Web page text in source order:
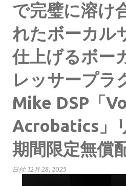
で完璧に溶け
れたボーカル
仕上げるボー
レッサープラ
Mike DSP「
Acrobatics」
期間限定無償
日付: 12月 28, 2025